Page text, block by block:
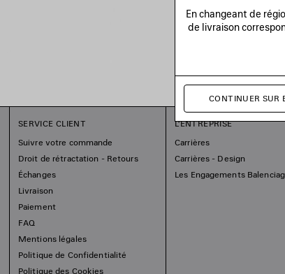
SERVICE CLIENT
Suivre votre commande
Droit de rétractation - Retours
Échanges
Livraison
Paiement
FAQ
Mentions légales
Politique de Confidentialité
Politique des Cookies
L'ENTREPRISE
Carrières
Carrières - Design
Les Engagements
En changeant de
de livraison
CONTINUER SUR